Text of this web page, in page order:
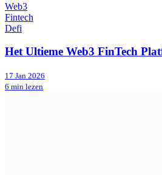
Web3
Fintech
Defi
Het Ultieme Web3 FinTech
17 Jan 2026
6 min lezen